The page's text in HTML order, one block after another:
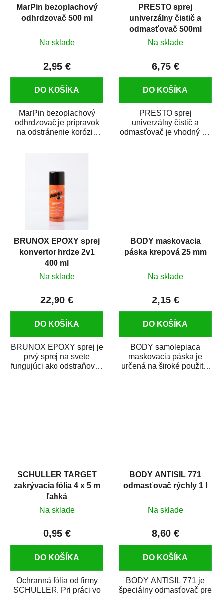
MarPin bezoplachový
odhrdzovač 500 ml
Na sklade
2,95 €
DO KOŠÍKA
MarPin bezoplachový
odhrdzovač je prípravok
na odstránenie korózie
PRESTO sprej
univerzálny čistič a
odmasťovač 500ml
Na sklade
6,75 €
DO KOŠÍKA
PRESTO sprej
univerzálny čistič a
odmasťovač je vhodný na
BRUNOX EPOXY sprej
konvertor hrdze 2v1
400 ml
Na sklade
22,90 €
DO KOŠÍKA
BRUNOX EPOXY sprej je
prvý sprej na svete
fungujúci ako odstraňovač
BODY maskovacia
páska krepová 25 mm
Na sklade
2,15 €
DO KOŠÍKA
BODY samolepiaca
maskovacia páska je
určená na široké použitie
SCHULLER TARGET
zakrývacia fólia 4 x 5 m
ľahká
Na sklade
0,95 €
DO KOŠÍKA
Ochranná fólia od firmy
SCHULLER. Pri práci vo
BODY ANTISIL 771
odmasťovač rýchly 1 l
Na sklade
8,60 €
DO KOŠÍKA
BODY ANTISIL 771 je
špeciálny odmasťovač pre